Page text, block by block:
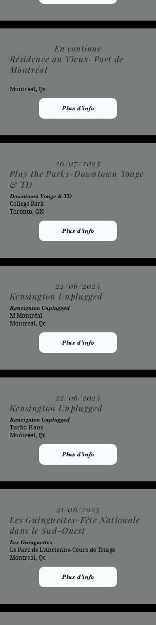
En continue
Résidence au Vieux-Port de
Montréal
Montreal, Qc
Plus d'info
26/07/2025
Play the Parks-Downtown Yonge
& TD
Downtown Yonge & TD
College Park
Toronto, ON
Plus d'info
24/06/2025
Kensington Unplugged
Kensignton Unplugged
M Montréal
Montreal, Qc
Plus d'info
22/06/2025
Kensington Unplugged
Kensignton Unplugged
Turbo Haus
Montreal, Qc
Plus d'info
21/06/2025
Les Guinguettes-Fête Nationale
dans le Sud-Ouest
Les Guinguettes
Le Parc de L'Ancienne-Cours de Triage
Montreal, Qc
Plus d'info